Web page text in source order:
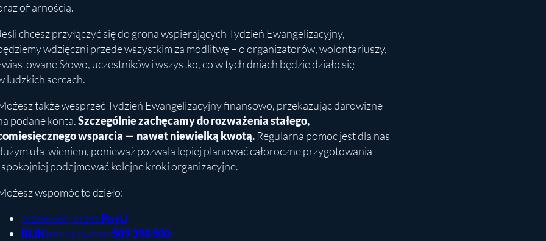
ofiarnością.
chcesz przyłączyć się do grona wspierających Tydzień Ewangelizacyjny,
wdzięczni przede wszystkim za modlitwę – o organizatorów, wolontariuszy,
Słowo, uczestników i wszystko, co w tych dniach będzie działo się
ludzkich sercach.
także wesprzeć Tydzień Ewangelizacyjny finansowo, przekazując darowiznę
podane konta.Szczególnie zachęcamy do rozważenia stałego,
wsparcia — nawet niewielką kwotą. Regularna pomoc jest dla nas
ułatwieniem, ponieważ pozwala lepiej planować całoroczne przygotowania
spokojniej podejmować kolejne kroki organizacyjne.
wspomóc to dzieło:
przelewem przezPayU
BLIKiem na numer:509 398 500